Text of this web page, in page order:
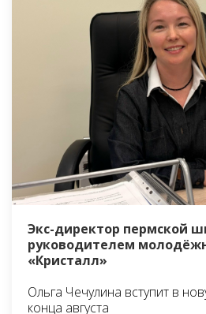
Экс-директор пермской
руководителем
«Кристалл»
Ольга Чечулина вступит в
конца августа